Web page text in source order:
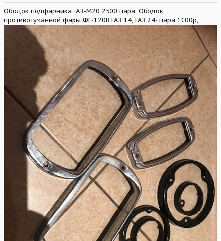
Ободок подфарника ГАЗ-М20 2500 пара, Ободок
противотуманной фары ФГ-120В ГАЗ 14, ГАЗ 24- пара 1000р,